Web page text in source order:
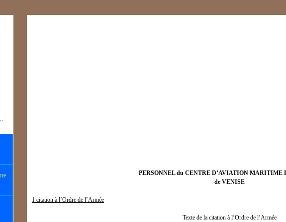
PERSONNEL du CENTRE D’AVIATION MARITIME
de VENISE
1 citation à l’Ordre de l’Armée
Texte de la citation à l’Ordre de l’Armée